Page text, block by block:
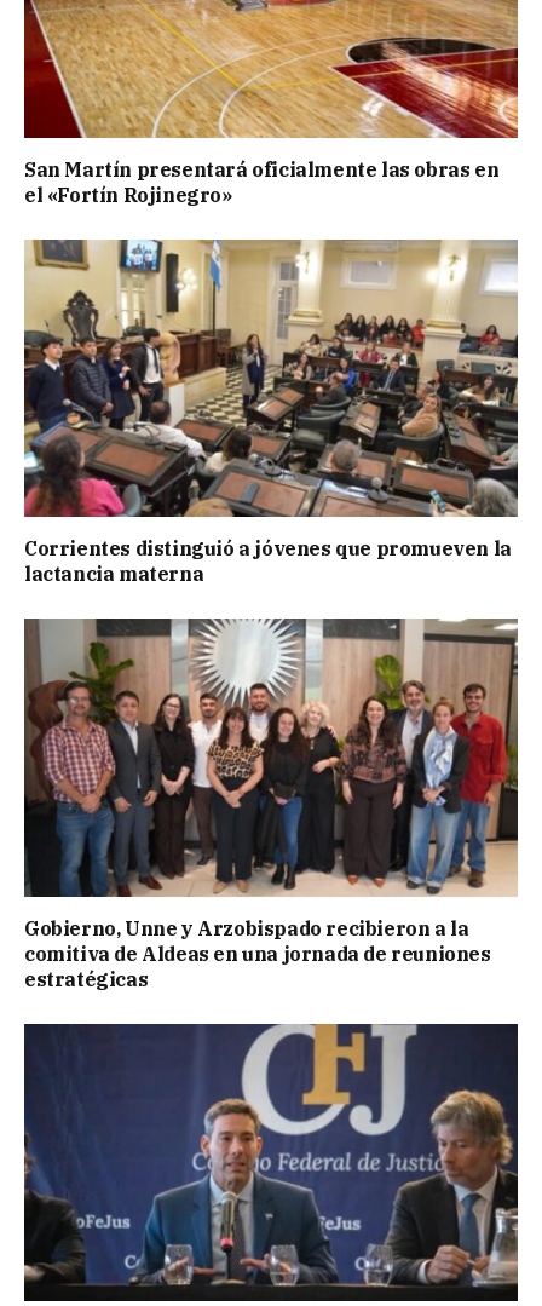
San Martín presentará oficialmente las obras en
el «Fortín Rojinegro»
Corrientes distinguió a jóvenes que promueven la
lactancia materna
Gobierno, Unne y Arzobispado recibieron a la
comitiva de Aldeas en una jornada de reuniones
estratégicas